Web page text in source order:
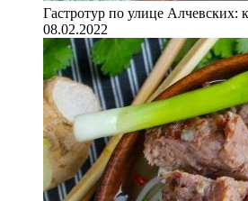
Гастротур по улице Алчевских:
08.02.2022